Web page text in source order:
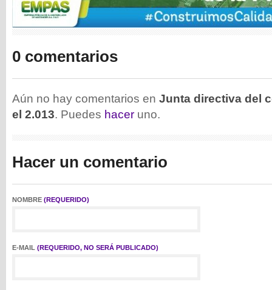
0 comentarios
Aún no hay comentarios en Junta directiva del
el 2.013. Puedes hacer uno.
Hacer un comentario
NOMBRE (REQUERIDO)
E-MAIL (REQUERIDO, NO SERÁ PUBLICADO)